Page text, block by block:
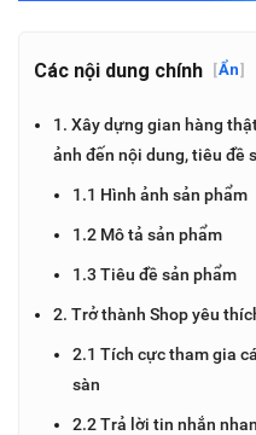
Các nội dung chính [Ẩn]
1. Xây dựng gian hàng
ảnh đến nội dung, tiêu đề
1.1 Hình ảnh sản phẩm
1.2 Mô tả sản phẩm
1.3 Tiêu đề sản phẩm
2. Trở thành Shop yêu
2.1 Tích cực tham gia
sàn
2.2 Trả lời tin nhắn